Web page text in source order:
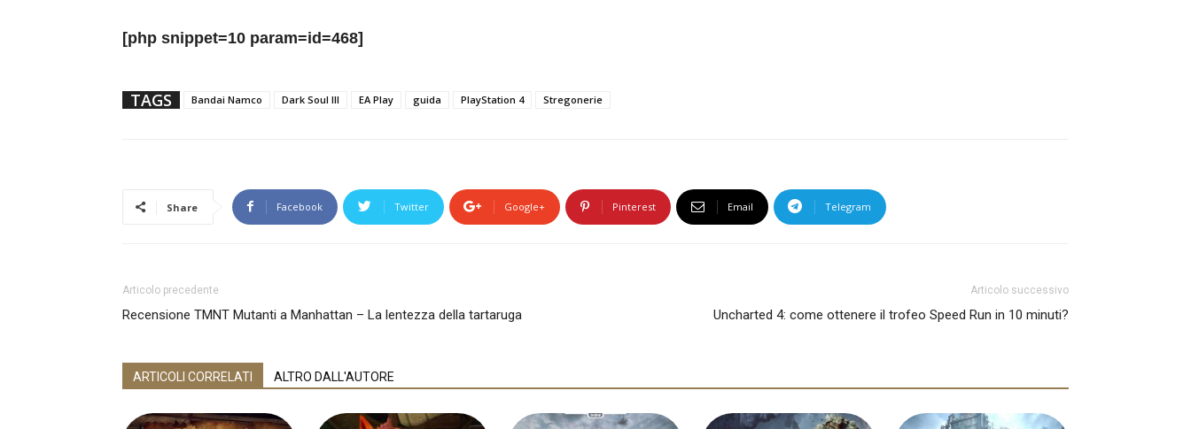
[php snippet=10 param=id=468]
TAGS Bandai Namco Dark Soul III EA Play guida PlayStation 4 Stregonerie
Share Facebook Twitter Google+ Pinterest Email Telegram
Articolo precedente
Recensione TMNT Mutanti a Manhattan – La lentezza della tartaruga
Articolo successivo
Uncharted 4: come ottenere il trofeo Speed Run in 10 minuti?
ARTICOLI CORRELATI ALTRO DALL'AUTORE